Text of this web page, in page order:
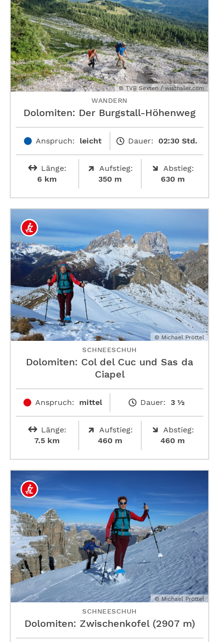
© TVB Sexten / wisthaler.com
WANDERN
Dolomiten: Der Burgstall-Höhenweg
Anspruch: leicht Dauer: 02:30 Std.
Länge:
6 km
Aufstieg:
350 m
Abstieg:
630 m
© Michael Pröttel
SCHNEESCHUH
Dolomiten: Col del Cuc und Sas da
Ciapel
Anspruch: mittel Dauer: 3 ½
Länge:
7.5 km
Aufstieg:
460 m
Abstieg:
460 m
© Michael Pröttel
SCHNEESCHUH
Dolomiten: Zwischenkofel (2907 m)